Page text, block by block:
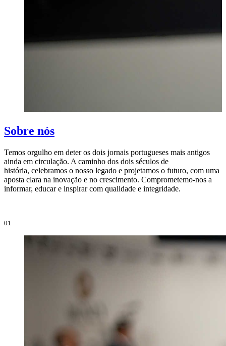
Sobre nós
Temos orgulho em deter os dois jornais portugueses mais antigos
ainda em circulação. A caminho dos dois séculos de
história, celebramos o nosso legado e projetamos o futuro, com uma
aposta clara na inovação e no crescimento. Comprometemo-nos a
informar, educar e inspirar com qualidade e integridade.
01